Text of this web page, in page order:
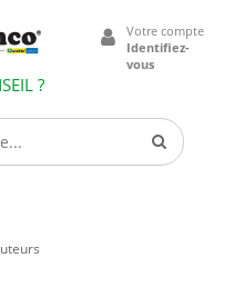
?
Votre compte
Identifiez-
vous